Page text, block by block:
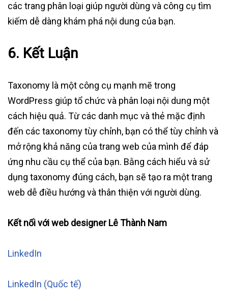
các trang phân loại giúp người dùng và công cụ tìm
kiếm dễ dàng khám phá nội dung của bạn.
6. Kết Luận
Taxonomy là một công cụ mạnh mẽ trong
WordPress giúp tổ chức và phân loại nội dung một
cách hiệu quả. Từ các danh mục và thẻ mặc định
đến các taxonomy tùy chỉnh, bạn có thể tùy chỉnh và
mở rộng khả năng của trang web của mình để đáp
ứng nhu cầu cụ thể của bạn. Bằng cách hiểu và sử
dụng taxonomy đúng cách, bạn sẽ tạo ra một trang
web dễ điều hướng và thân thiện với người dùng.
Kết nối với web designer Lê Thành Nam
LinkedIn
LinkedIn (Quốc tế)